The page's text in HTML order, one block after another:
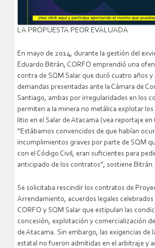
LA PROPUESTA PEOR EVALUADA
En mayo de 2014, durante la gestión del
Eduardo Bitrán, CORFO emprendió una
contra de SQM Salar que duró cuatro años y
demandas presentadas ante la Cámara de
Santiago, ambas por irregularidades en los
permiten a la minera no metálica explotar
litio en el Salar de Atacama (vea reportaje en
“Estábamos convencidos de que habían
incumplimientos graves por parte de SQM
con el Código Civil, eran suficientes para
anticipado de los contratos”, sostiene Bitrán.
Se solicitaba rescindir los contratos de
Arrendamiento, acuerdos legales
CORFO y SQM Salar que estipulan las
concesión, explotación y comercialización
de Atacama. Sin embargo, las exigencias de
estatal no fueron admitidas en el arbitraje y